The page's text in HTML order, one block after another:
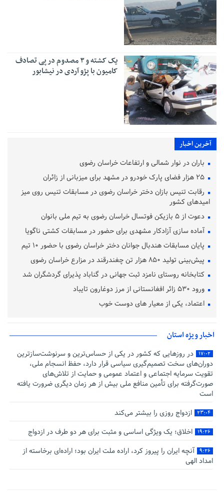
یک کشته و ۳ مصدوم در پی تصادف
کامیون با پژو آردی در نیشابور
آخرین اخبار
باران در نوار شمالی و ارتفاعات خراسان رضوی
رقابت تنیس بازان دختر خراسان رضوی در مسابقات تنیس روی میز
امیدهای کشور
دعوت از ۵ بازیکن فوتسال خراسان رضوی به تیم ملی بانوان
آماده‌ سازی آزادکار مشهدی برای حضور در مسابقات کشتی ناگویا
پایان مسابقات هندبال جوانان دختر خراسان رضوی با حضور ۱۰ تیم
پیش‌بینی تولید ۸۵۰ هزار تن چغندرقند در مزارع خراسان رضوی
کتابخانه روستای نامزد ثبت جهانی در گناباد پذیرای گردشگران شد
ورود ۵۳۰ زائر افغانستانی از مرز دوغارون تایباد
اعتماد، یکی از معیار های دوست خوب
اخبار ویژه استان
۱۷:۰۲
در روزهایی که کشور در یکی از حساس‌ترین و سرنوشت‌سازترین
دوران‌های سخت تصمیم‌گیری سیاسی قرار دارد، حفظ انسجام ملی،
تقویت سرمایه اجتماعی و اعتماد عمومی و حمایت از تلاش‌های
صورت‌گرفته برای تأمین منافع ملی بیش از هر زمان دیگری ضرورت یافته
است
۲۳:۰۴ ازدواج روزی را بیشتر می‌کند
۱۹:۲۶ اخلاق؛ یک ویژگی اساسی و مثبت برای هر دو طرف در ازدواج
۹:۲۶
آنچه ایران را پیروز کرد، اراده ملت ایران بود؛ اراده‌ای برخاسته از
امداد الهی